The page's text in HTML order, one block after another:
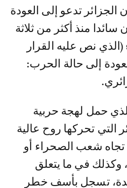
الجزائر تدعو إلى العودة
سائدا منذ أكثر من ثلاثة
(الذي نص عليه القرار
1991) أو العودة إلى حالة الحرب:
حمل لهجة حربية
التي تحركها روح عالية
تجاه شعب الصحراء أو
وكذلك في ما يتعلق
تسجل بأسف خطر